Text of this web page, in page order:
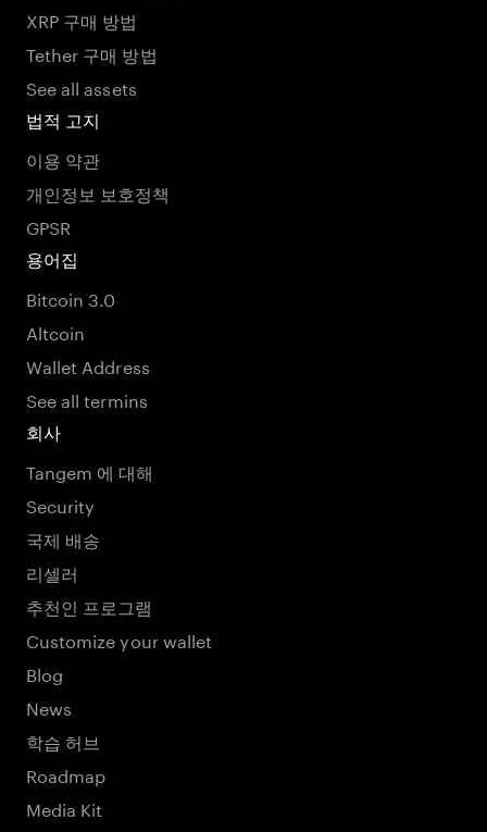
XRP 구매 방법
Tether 구매 방법
See all assets
법적 고지
이용 약관
개인정보 보호정책
GPSR
용어집
Bitcoin 3.0
Altcoin
Wallet Address
See all termins
회사
Tangem 에 대해
Security
국제 배송
리셀러
추천인 프로그램
Customize your wallet
Blog
News
학습 허브
Roadmap
Media Kit